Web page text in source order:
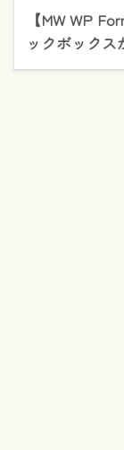
【MW WP
ックボック